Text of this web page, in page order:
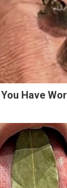
Have